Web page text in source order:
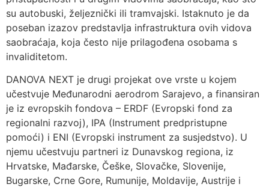
su autobuski, željeznički ili tramvajski. Istaknuto je da
poseban izazov predstavlja infrastruktura ovih vidova
saobraćaja, koja često nije prilagođena osobama s
invaliditetom.
DANOVA NEXT je drugi projekat ove vrste u kojem
učestvuje Međunarodni aerodrom Sarajevo, a finansiran
je iz evropskih fondova – ERDF (Evropski fond za
regionalni razvoj), IPA (Instrument predpristupne
pomoći) i ENI (Evropski instrument za susjedstvo). U
njemu učestvuju partneri iz Dunavskog regiona, iz
Hrvatske, Mađarske, Češke, Slovačke, Slovenije,
Bugarske, Crne Gore, Rumunije, Moldavije, Austrije i